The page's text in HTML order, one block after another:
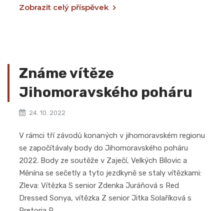
Zobrazit celý příspěvek
Známe vítěze
Jihomoravského poháru
24. 10. 2022
V rámci tří závodů konaných v jihomoravském regionu
se započítávaly body do Jihomoravského poháru
2022. Body ze soutěže v Zaječí, Velkých Bílovic a
Měnína se sečetly a tyto jezdkyně se staly vítězkami:
Zleva: Vítězka S senior Zdenka Juráňová s Red
Dressed Sonya, vítězka Z senior Jitka Solaříková s